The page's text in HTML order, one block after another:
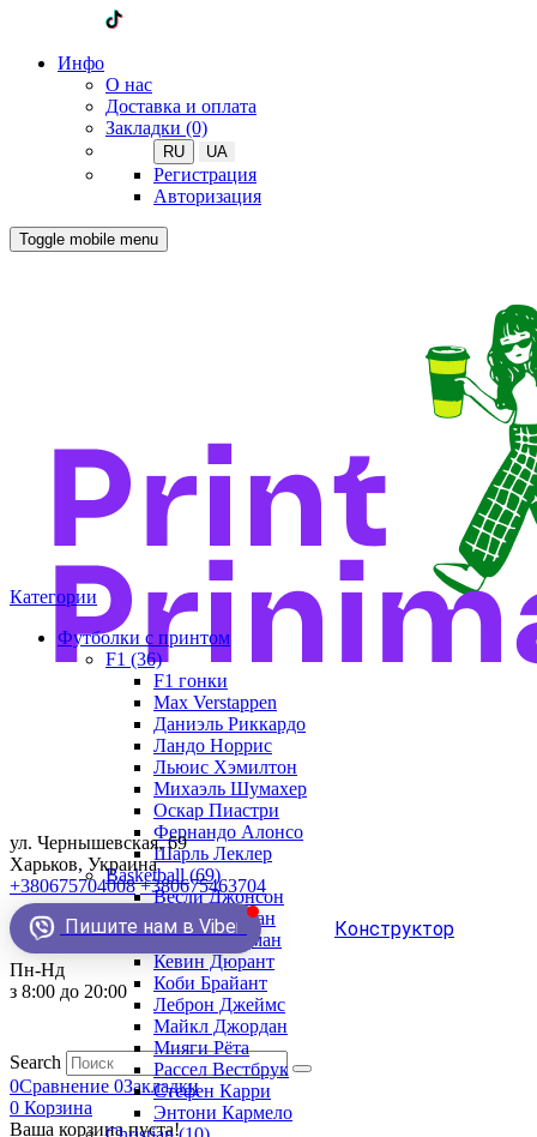
Инфо
О нас
Доставка и оплата
Закладки (0)
RU UA
Регистрация
Авторизация
Toggle mobile menu
ул. Чернышевская, 69
Харьков, Украина
+380675704008 +380675463704
Пишите нам в Viber Конструктор
Пн-Нд
з 8:00 до 20:00
Search
0Сравнение 0Закладки
0 Корзина
Ваша корзина пуста!
Категории
Футболки с принтом
F1 (36)
F1 гонки
Max Verstappen
Даниэль Риккардо
Ландо Норрис
Льюис Хэмилтон
Михаэль Шумахер
Оскар Пиастри
Фернандо Алонсо
Шарль Леклер
Basketball (69)
Весли Джонсон
Демар Деразан
Деннис Родман
Кевин Дюрант
Коби Брайант
Леброн Джеймс
Майкл Джордан
Мияги Рёта
Рассел Вестбрук
Стефен Карри
Энтони Кармело